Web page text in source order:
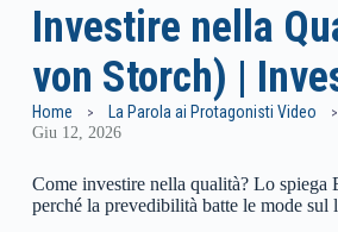
Investire nella
von Storch) |
Home La Parola ai Protagonisti Video
Giu 12, 2026
Come investire nella qualità? Lo
perché la prevedibilità batte le mode sul